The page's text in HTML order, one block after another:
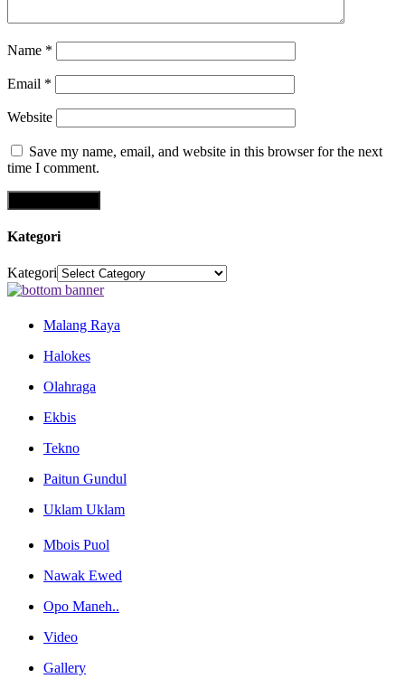
Name *
Email *
Website
Save my name, email, and website in this browser for the next
time I comment.
Kategori
Kategori
Malang Raya
Halokes
Olahraga
Ekbis
Tekno
Paitun Gundul
Uklam Uklam
Mbois Puol
Nawak Ewed
Opo Maneh..
Video
Gallery